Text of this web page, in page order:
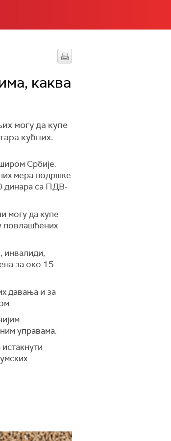
каква
могу да купе
кубних.
Србије.
мера подршке
динара са ПДВ-
могу да купе
повлашћених
инвалиди,
за око 15
давања и за
управама.